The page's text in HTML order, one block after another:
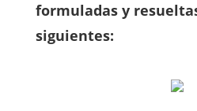
formuladas y
siguientes: